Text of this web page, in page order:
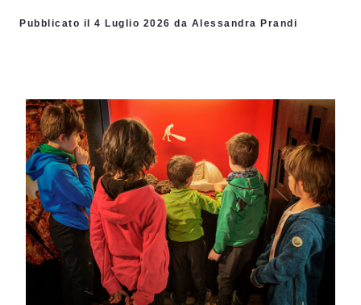
Pubblicato il 4 Luglio 2026 da Alessandra Prandi